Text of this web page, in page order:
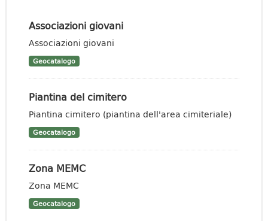
Associazioni giovani
Associazioni giovani
Geocatalogo
Piantina del cimitero
Piantina cimitero (piantina dell'area cimiteriale)
Geocatalogo
Zona MEMC
Zona MEMC
Geocatalogo